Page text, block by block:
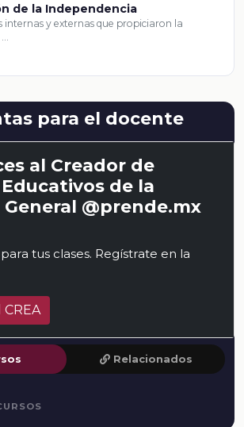
de la Independencia
internas y externas que propiciaron la
para el docente
al Creador de
de la
@prende.mx
tus clases. Regístrate en la
Relacionados